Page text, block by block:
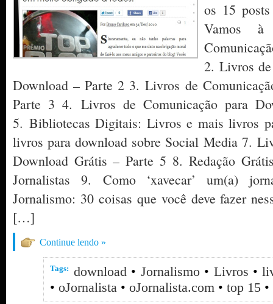
os 15
Vamos
2. Livros
Download – Parte 2 3. Livros de
Parte 3 4. Livros de Comunicação para
5. Bibliotecas Digitais: Livros e mais livros
livros para download sobre Social Media 7.
Download Grátis – Parte 5 8. Redação
Jornalistas 9. Como ‘xavecar’ um(a)
Jornalismo: 30 coisas que você deve fazer
[…]
Continue lendo »
Tags: download • Jornalismo• Livros •
• oJornalista • oJornalista.com • top 15 •